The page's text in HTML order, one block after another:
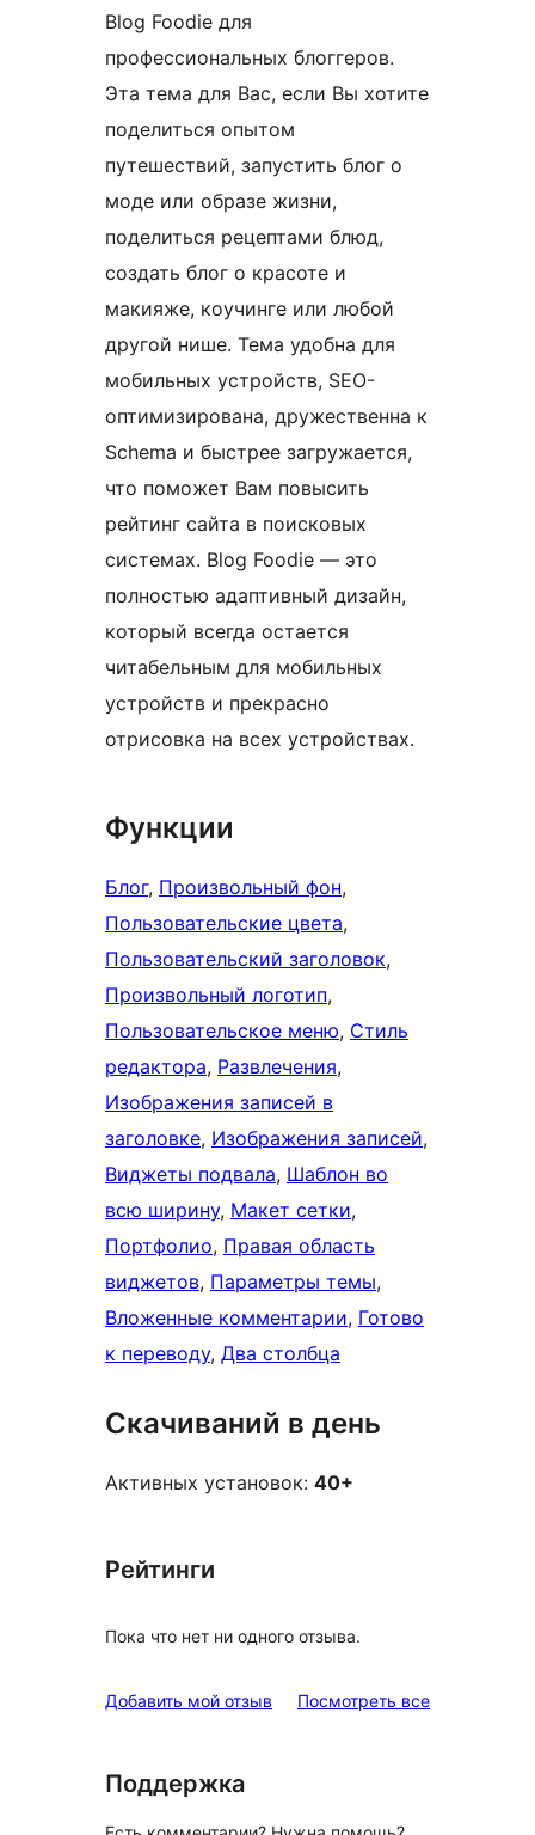
Blog Foodie для
профессиональных блоггеров.
Эта тема для Вас, если Вы хотите
поделиться опытом
путешествий, запустить блог о
моде или образе жизни,
поделиться рецептами блюд,
создать блог о красоте и
макияже, коучинге или любой
другой нише. Тема удобна для
мобильных устройств, SEO-
оптимизирована, дружественна к
Schema и быстрее загружается,
что поможет Вам повысить
рейтинг сайта в поисковых
системах. Blog Foodie — это
полностью адаптивный дизайн,
который всегда остается
читабельным для мобильных
устройств и прекрасно
отрисовка на всех устройствах.
Функции
Блог, Произвольный фон
Пользовательские цвета
Пользовательский заголовок
Произвольный логотип
Пользовательское меню, Стиль
редактора, Развлечения
Изображения записей в
заголовке, Изображения записей
Виджеты подвала, Шаблон во
всю ширину, Макет сетки
Портфолио, Правая область
виджетов, Параметры темы
Вложенные комментарии, Готово
к переводу, Два столбца
Скачиваний в день
Активных установок: 40+
Рейтинги
Пока что нет ни одного отзыва.
Добавить мой отзыв Посмотреть всеотзывы
Поддержка